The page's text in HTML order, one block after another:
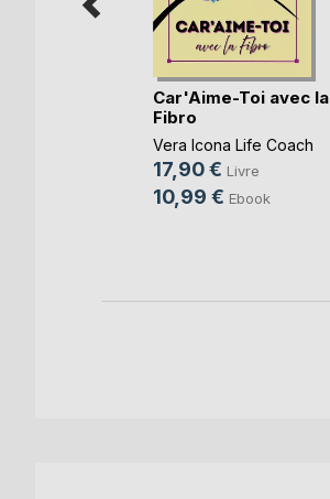
Car'Aime-Toi avec la
Fibro
Vera Icona Life Coach
17,90 € Livre
10,99 € Ebook